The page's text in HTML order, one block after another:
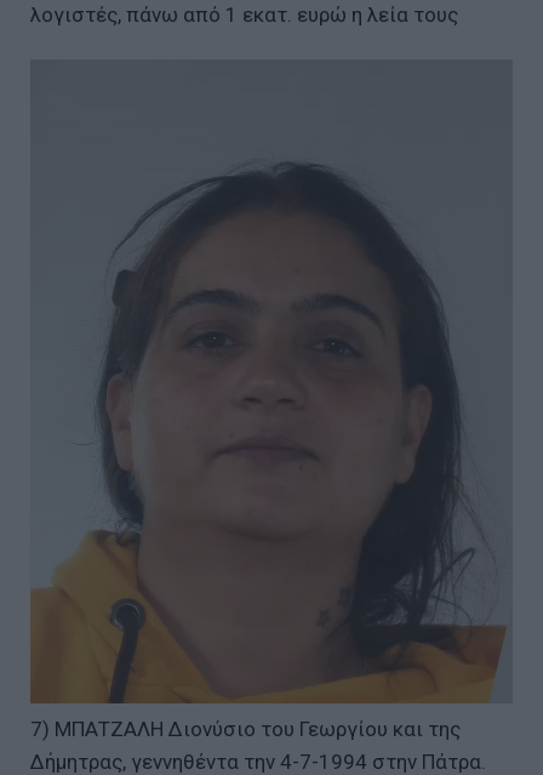
λογιστές, πάνω από 1 εκατ. ευρώ η λεία τους
7) ΜΠΑΤΖΑΛΗ Διονύσιο του Γεωργίου και της
Δήμητρας, γεννηθέντα την 4-7-1994 στην Πάτρα.